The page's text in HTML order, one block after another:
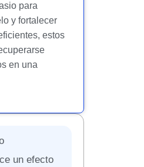
para
y fortalecer
estos
en una
un efecto